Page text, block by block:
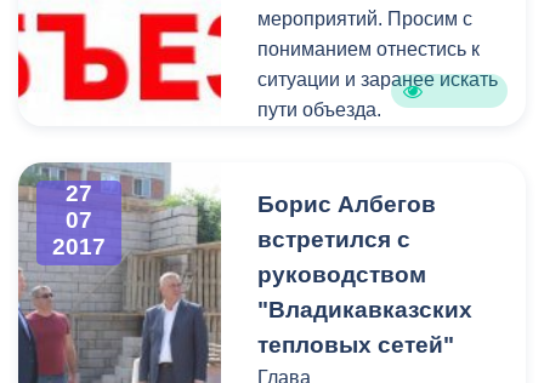
мероприятий. Просим с
пониманием отнестись к
ситуации и заранее искать
пути объезда.
27
07
2017
Борис Албегов
встретился с
руководством
"Владикавказских
тепловых сетей"
Глава